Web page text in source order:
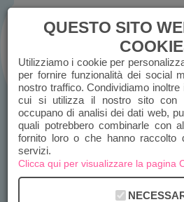
ACCEDI
QUESTO SITO
Utilizziamo i cookie per
per fornire funzionalità dei social
nostro traffico. Condividiamo
cui si utilizza il nostro sito con
occupano di analisi dei dati web,
quali potrebbero combinarle con
fornito loro o che hanno raccolto
servizi.
Clicca qui per visualizzare la pagina